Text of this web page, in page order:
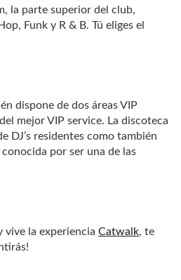
la parte superior del club,
Funk y R & B. Tú eliges el
dispone de dos áreas VIP
mejor VIP service. La discoteca
DJ’s residentes como también
por ser una de las
vive la experiencia Catwalk, te